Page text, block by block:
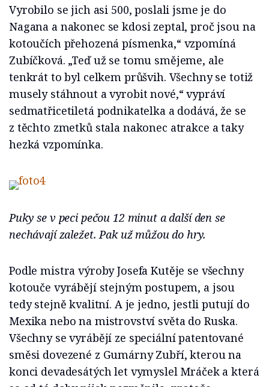
Vyrobilo se jich asi 500, poslali jsme je do
Nagana a nakonec se kdosi zeptal, proč jsou na
kotoučích přehozená písmenka,“ vzpomíná
Zubíčková. „Teď už se tomu smějeme, ale
tenkrát to byl celkem průšvih. Všechny se totiž
musely stáhnout a vyrobit nové,“ vypráví
sedmatřicetiletá podnikatelka a dodává, že se
z těchto zmetků stala nakonec atrakce a taky
hezká vzpomínka.
Puky se v peci pečou 12 minut a další den se
nechávají zaležet. Pak už můžou do hry.
Podle mistra výroby Josefa Kutěje se všechny
kotouče vyrábějí stejným postupem, a jsou
tedy stejně kvalitní. A je jedno, jestli putují do
Mexika nebo na mistrovství světa do Ruska.
Všechny se vyrábějí ze speciální patentované
směsi dovezené z Gumárny Zubří, kterou na
konci devadesátých let vymyslel Mráček a která